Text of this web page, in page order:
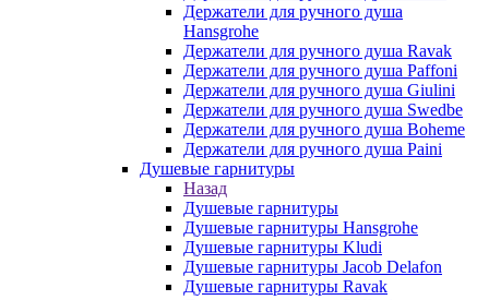
Держатели для ручного душа
Hansgrohe
Держатели для ручного душа Ravak
Держатели для ручного душа Paffoni
Держатели для ручного душа Giulini
Держатели для ручного душа Swedbe
Держатели для ручного душа Boheme
Держатели для ручного душа Paini
Душевые гарнитуры
Назад
Душевые гарнитуры
Душевые гарнитуры Hansgrohe
Душевые гарнитуры Kludi
Душевые гарнитуры Jacob Delafon
Душевые гарнитуры Ravak